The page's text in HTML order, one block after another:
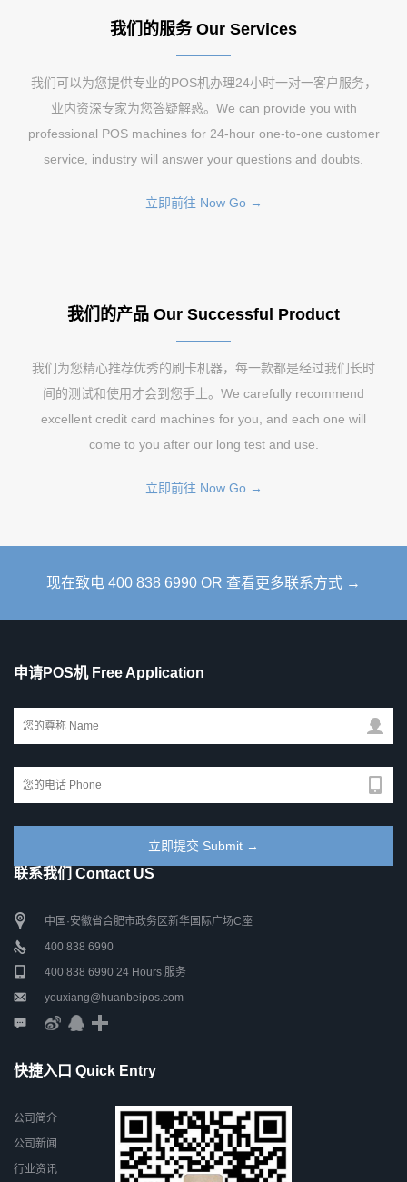
我们的服务 Our Services
我们可以为您提供专业的POS机办理24小时一对一客户服务，
业内资深专家为您答疑解惑。We can provide you with
professional POS machines for 24-hour one-to-one customer
service, industry will answer your questions and doubts.
立即前往 Now Go →
我们的产品 Our Successful Product
我们为您精心推荐优秀的刷卡机器，每一款都是经过我们长时
间的测试和使用才会到您手上。We carefully recommend
excellent credit card machines for you, and each one will
come to you after our long test and use.
立即前往 Now Go →
现在致电 400 838 6990 OR 查看更多联系方式 →
申请POS机 Free Application
联系我们 Contact US
中国·安徽省合肥市政务区新华国际广场C座
400 838 6990
400 838 6990 24 Hours 服务
youxiang@huanbeipos.com
快捷入口 Quick Entry
公司简介
公司新闻
行业资讯